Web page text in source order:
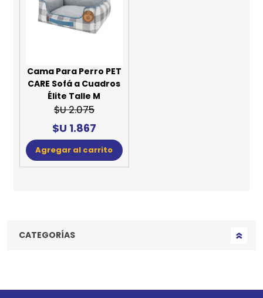
Cama Para Perro PET
CARE Sofá a Cuadros
Élite Talle M
$U 2.075
$U 1.867
Agregar al carrito
CATEGORÍAS